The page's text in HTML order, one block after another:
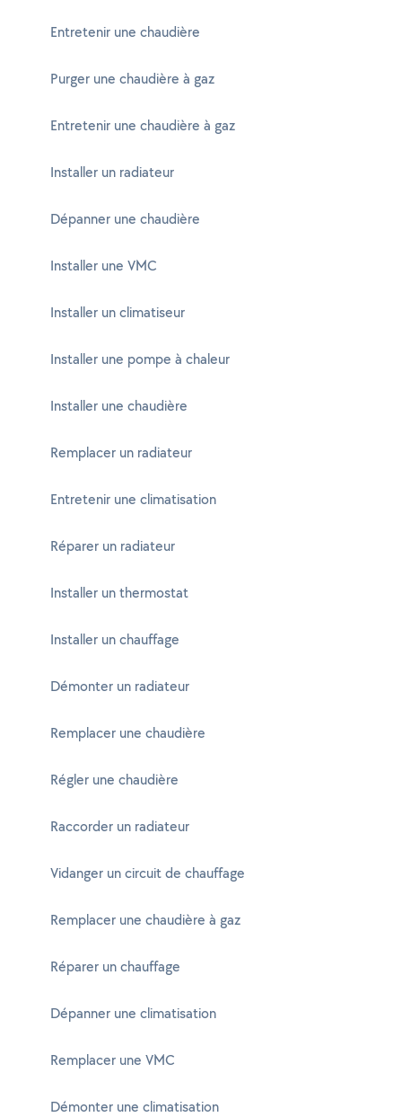
Entretenir une chaudière
Purger une chaudière à gaz
Entretenir une chaudière à gaz
Installer un radiateur
Dépanner une chaudière
Installer une VMC
Installer un climatiseur
Installer une pompe à chaleur
Installer une chaudière
Remplacer un radiateur
Entretenir une climatisation
Réparer un radiateur
Installer un thermostat
Installer un chauffage
Démonter un radiateur
Remplacer une chaudière
Régler une chaudière
Raccorder un radiateur
Vidanger un circuit de chauffage
Remplacer une chaudière à gaz
Réparer un chauffage
Dépanner une climatisation
Remplacer une VMC
Démonter une climatisation